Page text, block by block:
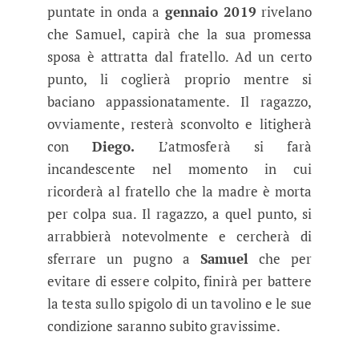
puntate in onda a gennaio 2019 rivelano
che Samuel, capirà che la sua promessa
sposa è attratta dal fratello. Ad un certo
punto, li coglierà proprio mentre si
baciano appassionatamente. Il ragazzo,
ovviamente, resterà sconvolto e litigherà
con Diego. L’atmosferà si farà
incandescente nel momento in cui
ricorderà al fratello che la madre è morta
per colpa sua. Il ragazzo, a quel punto, si
arrabbierà notevolmente e cercherà di
sferrare un pugno a Samuel che per
evitare di essere colpito, finirà per battere
la testa sullo spigolo di un tavolino e le sue
condizione saranno subito gravissime.